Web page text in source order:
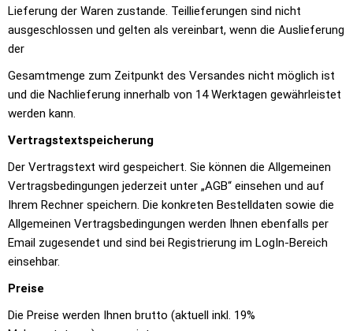
Lieferung der Waren zustande. Teillieferungen sind nicht
ausgeschlossen und gelten als vereinbart, wenn die Auslieferung
der
Gesamtmenge zum Zeitpunkt des Versandes nicht möglich ist
und die Nachlieferung innerhalb von 14 Werktagen gewährleistet
werden kann.
Vertragstextspeicherung
Der Vertragstext wird gespeichert. Sie können die Allgemeinen
Vertragsbedingungen jederzeit unter „AGB“ einsehen und auf
Ihrem Rechner speichern. Die konkreten Bestelldaten sowie die
Allgemeinen Vertragsbedingungen werden Ihnen ebenfalls per
Email zugesendet und sind bei Registrierung im LogIn-Bereich
einsehbar.
Preise
Die Preise werden Ihnen brutto (aktuell inkl. 19%